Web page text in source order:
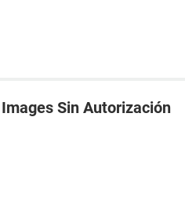
Sin Autorización